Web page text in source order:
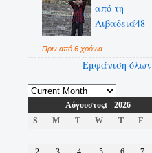
από τη
Λιβαδειά48
Πριν από 6 χρόνια
Εμφάνιση όλων
Αύγουστοςt - 2026
S
M T W T F